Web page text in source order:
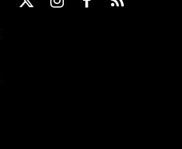
X
Instagram
Facebook
RSS